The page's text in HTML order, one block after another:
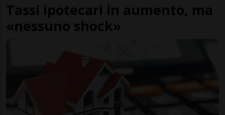
Tassi ipotecari in aumento, ma
«nessuno shock»